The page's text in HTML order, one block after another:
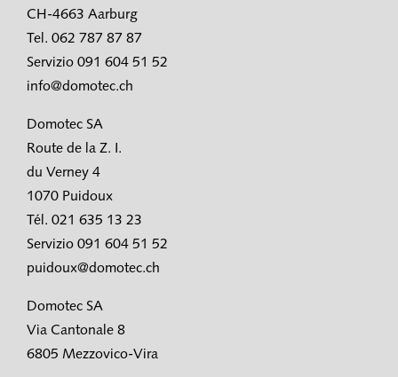
CH-4663 Aarburg
Tel. 062 787 87 87
Servizio 091 604 51 52
info@domotec.ch
Domotec SA
Route de la Z. I.
du Verney 4
1070 Puidoux
Tél. 021 635 13 23
Servizio 091 604 51 52
puidoux@domotec.ch
Domotec SA
Via Cantonale 8
6805 Mezzovico-Vira